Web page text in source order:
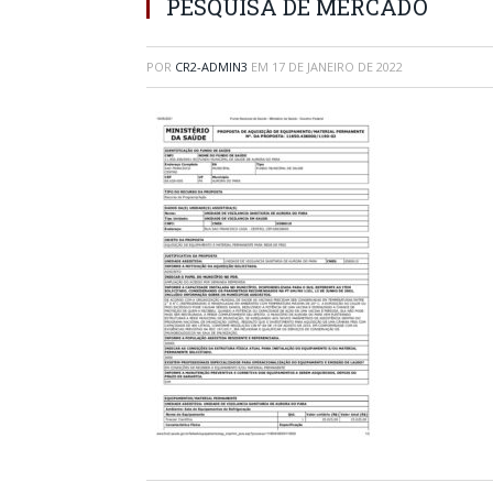
PESQUISA DE MERCADO
POR CR2-ADMIN3 EM 17 DE JANEIRO DE 2022